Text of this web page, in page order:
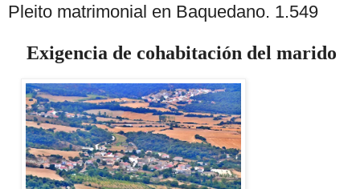
Pleito matrimonial en Baquedano. 1.549
Exigencia de cohabitación del marido